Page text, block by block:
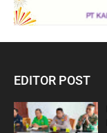
EDITOR POST